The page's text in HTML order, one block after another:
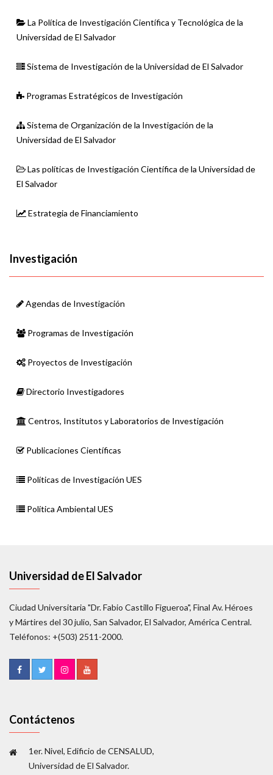
La Política de Investigación Científica y Tecnológica de la
Universidad de El Salvador
Sistema de Investigación de la Universidad de El Salvador
Programas Estratégicos de Investigación
Sistema de Organización de la Investigación de la
Universidad de El Salvador
Las políticas de Investigación Científica de la Universidad de
El Salvador
Estrategia de Financiamiento
Investigación
Agendas de Investigación
Programas de Investigación
Proyectos de Investigación
Directorio Investigadores
Centros, Institutos y Laboratorios de Investigación
Publicaciones Científicas
Políticas de Investigación UES
Política Ambiental UES
Universidad de El Salvador
Ciudad Universitaria "Dr. Fabio Castillo Figueroa", Final Av. Héroes
y Mártires del 30 julio, San Salvador, El Salvador, América Central.
Teléfonos: +(503) 2511-2000.
Contáctenos
1er. Nivel, Edificio de CENSALUD,
Universidad de El Salvador.